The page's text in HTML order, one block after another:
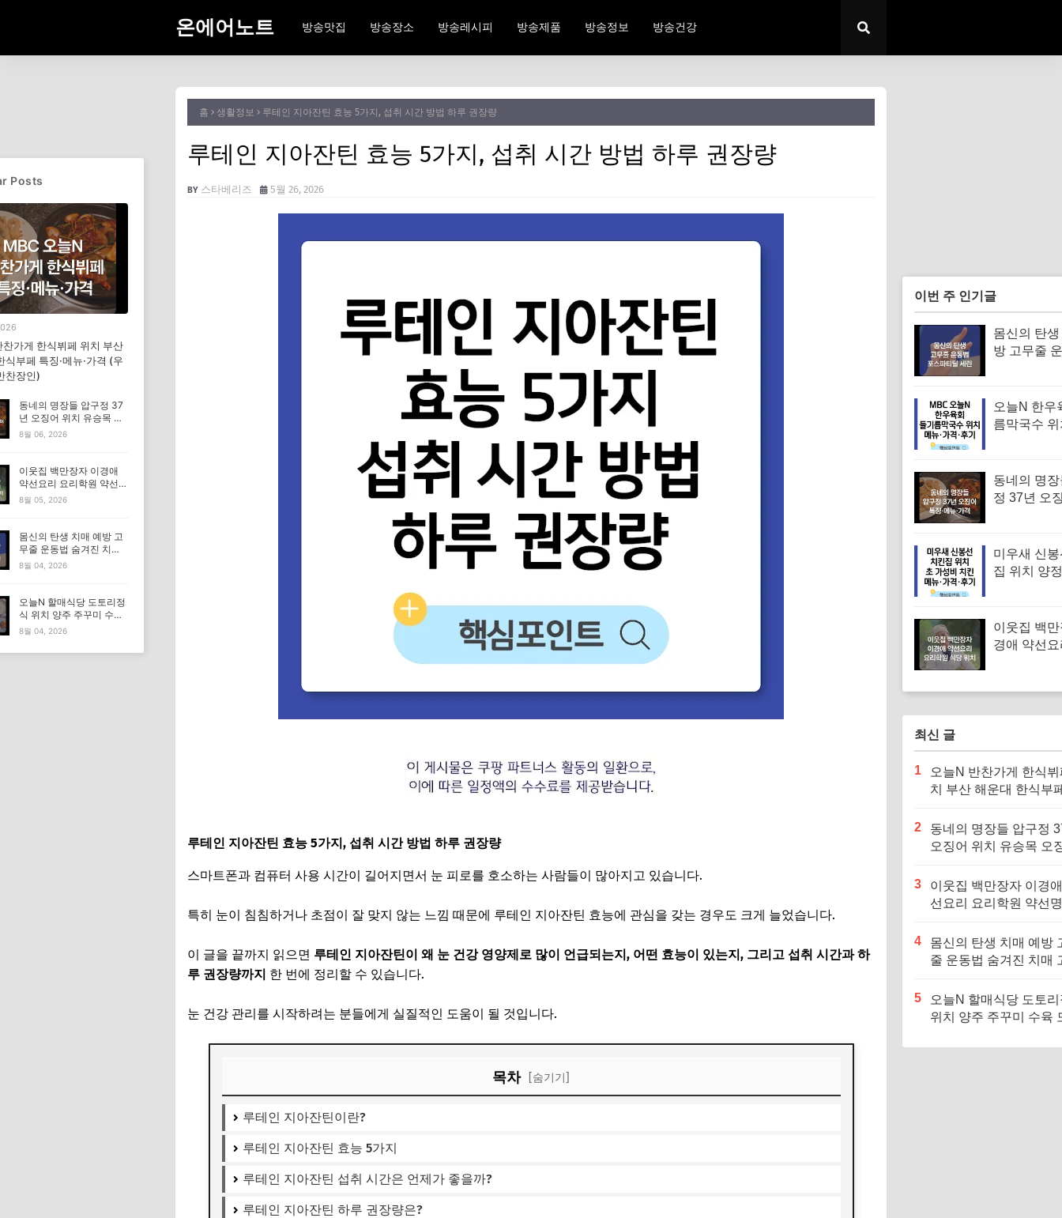
온에어노트 방송맛집 방송장소 방송레시피 방송제품 방송정보 방송건강
홈 생활정보 루테인 지아잔틴 효능 5가지, 섭취 시간 방법 하루 권장량
루테인 지아잔틴 효능 5가지, 섭취 시간 방법 하루 권장량
스타베리즈 5월 26, 2026
루테인 지아잔틴 효능 5가지, 섭취 시간 방법 하루 권장량
스마트폰과 컴퓨터 사용 시간이 길어지면서 눈 피로를 호소하는 사람들이 많아지고 있습니다.
특히 눈이 침침하거나 초점이 잘 맞지 않는 느낌 때문에 루테인 지아잔틴 효능에 관심을 갖는 경우도 크게 늘었습니다.
이 글을 끝까지 읽으면 루테인 지아잔틴이 왜 눈 건강 영양제로 많이 언급되는지, 어떤 효능이 있는지, 그리고 섭취 시간과 하
루 권장량까지 한 번에 정리할 수 있습니다.
눈 건강 관리를 시작하려는 분들에게 실질적인 도움이 될 것입니다.
목차 [숨기기]
루테인 지아잔틴이란?
루테인 지아잔틴 효능 5가지
루테인 지아잔틴 섭취 시간은 언제가 좋을까?
루테인 지아잔틴 하루 권장량은?
이번 주 인기글
몸신의 탄
방 고무줄
오늘N 한우
름막국수
후기 (오늘
는날)
동네의 명
정 37년 오
음 특징·메
미우새 신
집 위치 양
기
이웃집 백
경애 약선
보
최신 글
1
오늘N 반찬가게 한식
치 부산 해운대 한식부
장인)
2
동네의 명장들 압구정
오징어 위치 유승목 오
음 특징·메뉴·가격
3
이웃집 백만장자 이경
선요리 요리학원 약선
4
몸신의 탄생 치매 예방
줄 운동법 숨겨진 치매
5
오늘N 할매식당 도토
위치 양주 주꾸미 수육
Posts
찬가게 한식뷔페 위치 부산
식부페 특징·메뉴·가격 (우
찬장인)
동네의 명장들 압구정 37
년 오징어 위치 유승목 오
징어불고기 오징어튀김 오
8월 06, 2026
이웃집 백만장자 이경애
약선요리 요리학원 약선명
장 식당 위치 요리연구소
8월 05, 2026
몸신의 탄생 치매 예방 고
무줄 운동법 숨겨진 치매
고위험군｜포스파티딜세
8월 04, 2026
오늘N 할매식당 도토리정
식 위치 양주 주꾸미 수육
도토리묵 맛집 특징·메뉴·
8월 04, 2026